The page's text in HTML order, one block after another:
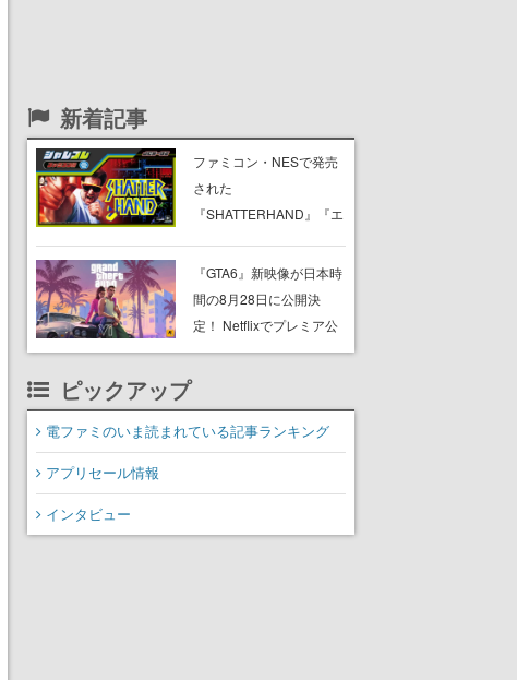
新着記事
ファミコン・NESで発売
された
『SHATTERHAND』『エ
『ふしぎなブロビー ブロ
バニアの危機』が
Nintendo Switchで復刻。
『GTA6』新映像が日本時
間の8月28日に公開決
定！ Netflixでプレミア公
開後、YouTubeや公式サ
ピックアップ
電ファミのいま読まれている記事ランキング
アプリセール情報
インタビュー